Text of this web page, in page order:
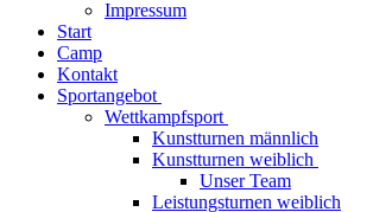
Impressum
Start
Camp
Kontakt
Sportangebot
Wettkampfsport
Kunstturnen männlich
Kunstturnen weiblich
Unser Team
Leistungsturnen weiblich